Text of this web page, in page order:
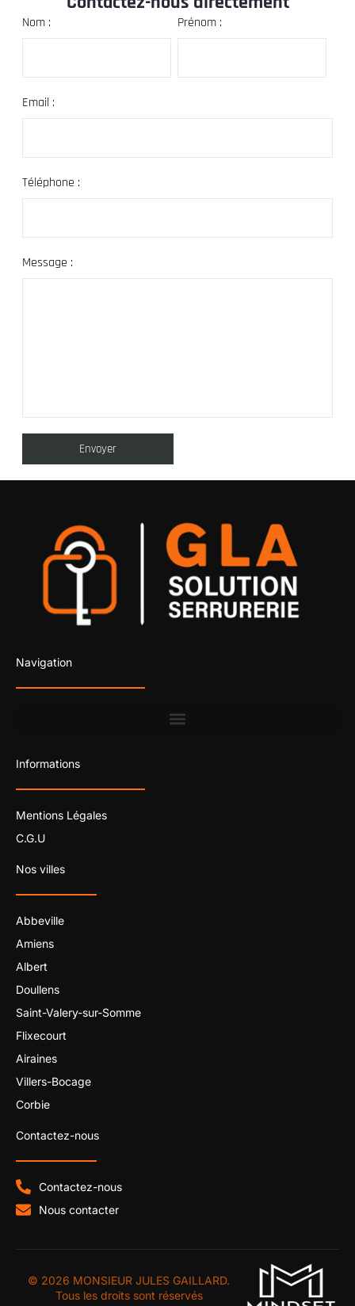
Nom : Prénom :
Email :
Téléphone :
Message :
Navigation
Informations
Mentions Légales
C.G.U
Nos villes
Abbeville
Amiens
Albert
Doullens
Saint-Valery-sur-Somme
Flixecourt
Airaines
Villers-Bocage
Corbie
Contactez-nous
Contactez-nous
Nous contacter
© 2026 MONSIEUR JULES GAILLARD.
Tous les droits sont réservés